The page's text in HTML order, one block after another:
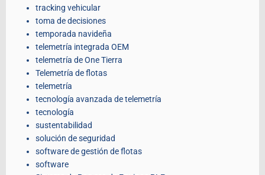
tracking vehicular
toma de decisiones
temporada navideña
telemetría integrada OEM
telemetría de One Tierra
Telemetría de flotas
telemetría
tecnología avanzada de telemetría
tecnología
sustentabilidad
solución de seguridad
software de gestión de flotas
software